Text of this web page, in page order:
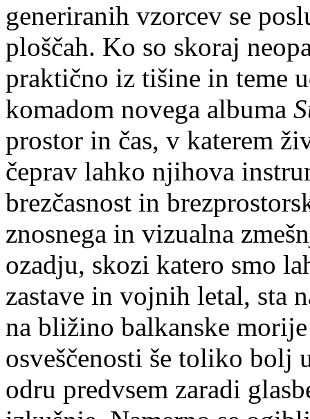
generiranih vzorcev se
ploščah. Ko so skoraj
praktično iz tišine in teme
komadom novega albuma
prostor in čas, v katerem
čeprav lahko njihova
brezčasnost in
znosnega in vizualna
ozadju, skozi katero smo
zastave in vojnih letal, sta
na bližino balkanske
osveščenosti še toliko bolj
odru predvsem zaradi